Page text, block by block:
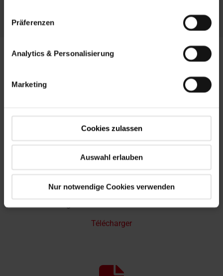
Präferenzen
Analytics & Personalisierung
Marketing
Cookies zulassen
Auswahl erlauben
Nur notwendige Cookies verwenden
Fenêtres d'application spéciales
Télécharger
Télécharger